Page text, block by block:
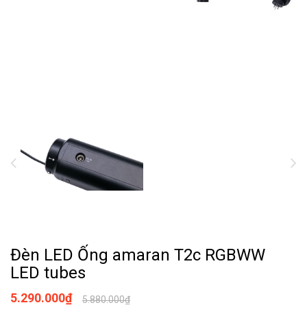
Đèn LED Ống amaran T2c RGBWW
LED tubes
5.880.000₫
5.290.000₫